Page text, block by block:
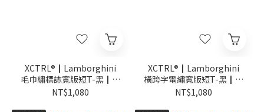
XCTRL®┃Lamborghini
毛巾繡標誌寬版短T-黑┃麂
皮絨 金線繡花設計
NT$1,080
XCTRL®┃Lamborghini
橫跨字電繡寬版短T-黑┃繡
花設計
NT$1,080